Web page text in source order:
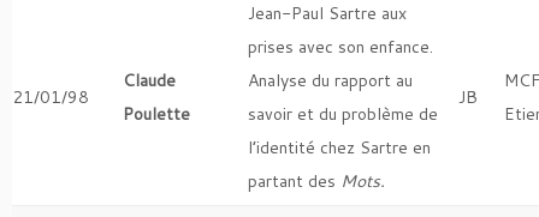
21/01/98
Claude
Poulette
Jean-Paul Sartre aux
prises avec son enfance.
Analyse du rapport au
savoir et du problème de
l’identité chez Sartre en
partant des Mots.
JB